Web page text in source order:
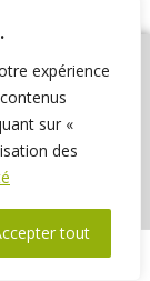
expérience
sur «
des
tout
contacter